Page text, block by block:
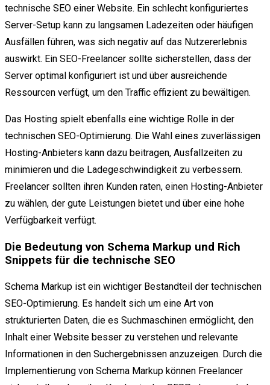
technische SEO einer Website. Ein schlecht konfiguriertes
Server-Setup kann zu langsamen Ladezeiten oder häufigen
Ausfällen führen, was sich negativ auf das Nutzererlebnis
auswirkt. Ein SEO-Freelancer sollte sicherstellen, dass der
Server optimal konfiguriert ist und über ausreichende
Ressourcen verfügt, um den Traffic effizient zu bewältigen.
Das Hosting spielt ebenfalls eine wichtige Rolle in der
technischen SEO-Optimierung. Die Wahl eines zuverlässigen
Hosting-Anbieters kann dazu beitragen, Ausfallzeiten zu
minimieren und die Ladegeschwindigkeit zu verbessern.
Freelancer sollten ihren Kunden raten, einen Hosting-Anbieter
zu wählen, der gute Leistungen bietet und über eine hohe
Verfügbarkeit verfügt.
Die Bedeutung von Schema Markup und Rich
Snippets für die technische SEO
Schema Markup ist ein wichtiger Bestandteil der technischen
SEO-Optimierung. Es handelt sich um eine Art von
strukturierten Daten, die es Suchmaschinen ermöglicht, den
Inhalt einer Website besser zu verstehen und relevante
Informationen in den Suchergebnissen anzuzeigen. Durch die
Implementierung von Schema Markup können Freelancer